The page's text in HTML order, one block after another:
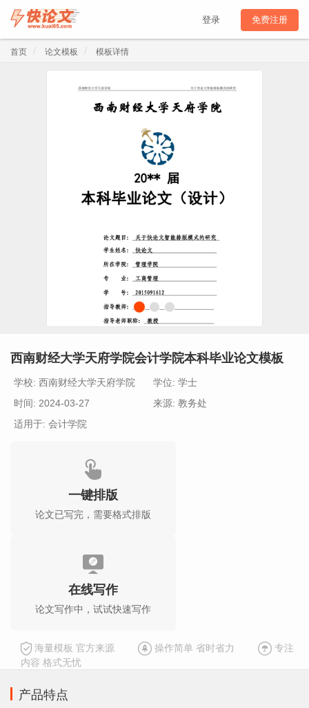
登录 免费注册
首页 论文模板 模板详情
西南财经大学天府学院会计学院本科毕业论文模板
学校: 西南财经大学天府学院
学位: 学士
时间: 2024-03-27
来源: 教务处
适用于: 会计学院
一键排版
论文已写完，需要格式排版
在线写作
论文写作中，试试快速写作
海量模板 官方来源 操作简单 省时省力
专注
内容 格式无忧
产品特点